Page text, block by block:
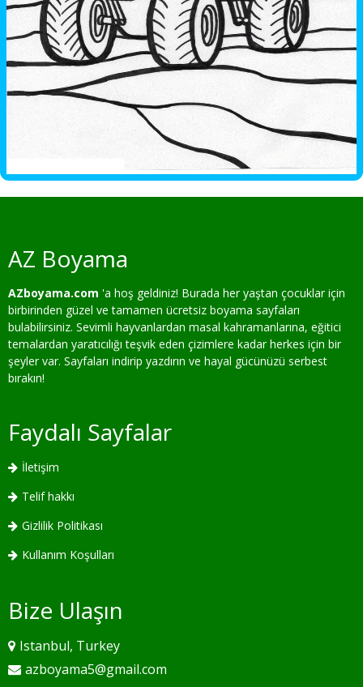
AZ Boyama
AZboyama.com 'a hoş geldiniz! Burada her yaştan çocuklar için
birbirinden güzel ve tamamen ücretsiz boyama sayfaları
bulabilirsiniz. Sevimli hayvanlardan masal kahramanlarına, eğitici
temalardan yaratıcılığı teşvik eden çizimlere kadar herkes için bir
şeyler var. Sayfaları indirip yazdırın ve hayal gücünüzü serbest
bırakın!
Faydalı Sayfalar
İletişim
Telif hakkı
Gizlilik Politikası
Kullanım Koşulları
Bize Ulaşın
Istanbul, Turkey
azboyama5@gmail.com